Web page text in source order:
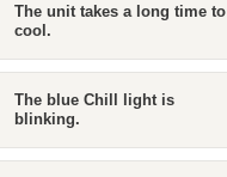
The unit takes a long time to
cool.
The blue Chill light is
blinking.